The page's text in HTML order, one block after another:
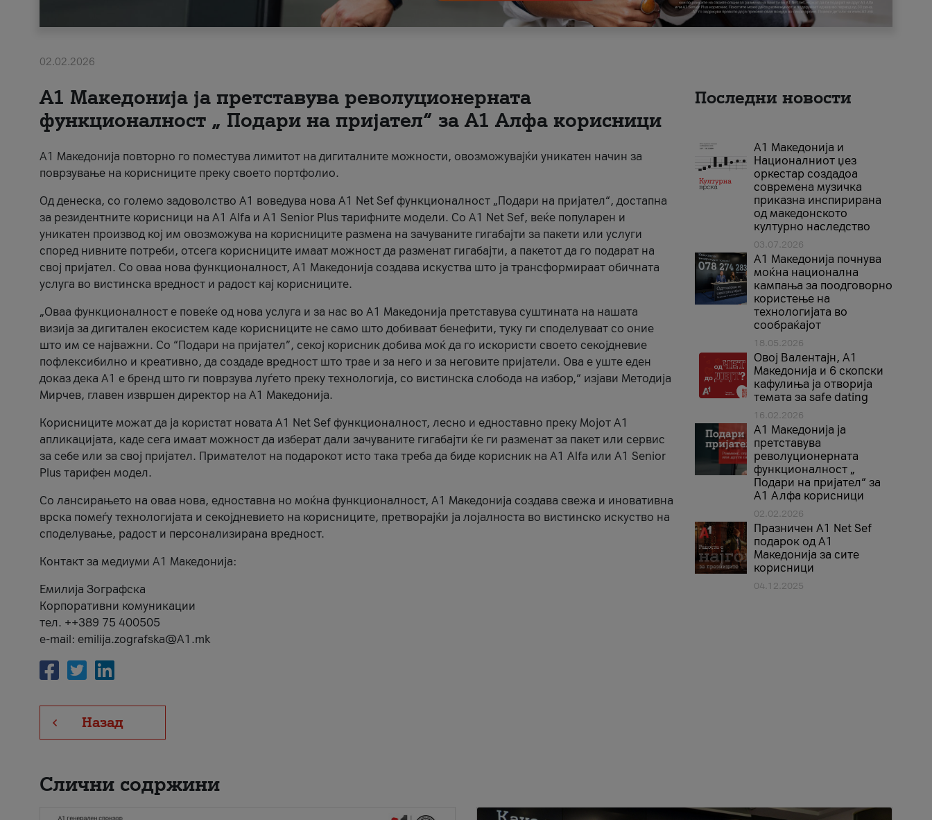
02.02.2026
А1 Македонија ја претставува револуционерната
функционалност „ Подари на пријател“ за А1 Алфа корисници
А1 Македонија повторно го поместува лимитот на дигиталните можности, овозможувајќи уникатен начин за
поврзување на корисниците преку своето портфолио.
Од денеска, со големо задоволство А1 воведува нова A1 Net Sef функционалност „Подари на пријател“, достапна
за резидентните корисници на А1 Alfa и A1 Senior Plus тарифните модели. Со A1 Net Sef, веќе популарен и
уникатен производ кој им овозможува на корисниците размена на зачуваните гигабајти за пакети или услуги
според нивните потреби, отсега корисниците имаат можност да разменат гигабајти, а пакетот да го подарат на
свој пријател. Со оваа нова функционалност, А1 Македонија создава искуства што ја трансформираат обичната
услуга во вистинска вредност и радост кај корисниците.
„Оваа функционалност е повеќе од нова услуга и за нас во А1 Македонија претставува суштината на нашата
визија за дигитален екосистем каде корисниците не само што добиваат бенефити, туку ги споделуваат со оние
што им се најважни. Со “Подари на пријател”, секој корисник добива моќ да го искористи своето секојдневие
пофлексибилно и креативно, да создаде вредност што трае и за него и за неговите пријатели. Ова е уште еден
доказ дека А1 е бренд што ги поврзува луѓето преку технологија, со вистинска слобода на избор,“ изјави Методија
Мирчев, главен извршен директор на А1 Македонија.
Корисниците можат да ја користат новата А1 Net Sef функционалност, лесно и едноставно преку Мојот А1
апликацијата, каде сега имаат можност да изберат дали зачуваните гигабајти ќе ги разменат за пакет или сервис
за себе или за свој пријател. Примателот на подарокот исто така треба да биде корисник на А1 Alfa или A1 Senior
Plus тарифен модел.
Со лансирањето на оваа нова, едноставна но моќна функционалност, А1 Македонија создава свежа и иновативна
врска помеѓу технологијата и секојдневието на корисниците, претворајќи ја лојалноста во вистинско искуство на
споделување, радост и персонализирана вредност.
Контакт за медиуми А1 Македонија:
Емилија Зографска
Корпоративни комуникации
тел. ++389 75 400505
e-mail: emilija.zografska@A1.mk
Назад
Последни новости
А1 Македонија и
Националниот џез
оркестар создадоа
современа музичка
приказна инспирирана
од македонското
културно наследство
03.07.2026
A1 Македонија почнува
моќна национална
кампања за поодговорно
користење на
технологијата во
сообраќајот
18.05.2026
Овој Валентајн, A1
Македонија и 6 скопски
кафулиња ја отворија
темата за safe dating
16.02.2026
А1 Македонија ја
претставува
револуционерната
функционалност „
Подари на пријател“ за
А1 Алфа корисници
02.02.2026
Празничен A1 Net Sеf
подарок од А1
Македонија за сите
корисници
04.12.2025
Слични содржини